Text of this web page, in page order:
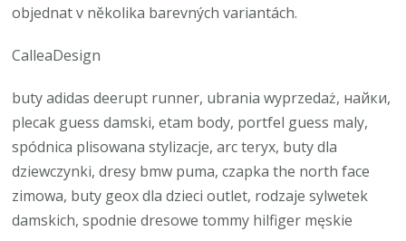
objednat v několika barevných variantách.
CalleaDesign
buty adidas deerupt runner, ubrania wyprzedaż, найки,
plecak guess damski, etam body, portfel guess maly,
spódnica plisowana stylizacje, arc teryx, buty dla
dziewczynki, dresy bmw puma, czapka the north face
zimowa, buty geox dla dzieci outlet, rodzaje sylwetek
damskich, spodnie dresowe tommy hilfiger męskie